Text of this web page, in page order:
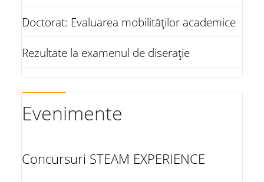
Doctorat: Evaluarea mobilităților academice
Rezultate la examenul de diserație
Evenimente
Concursuri STEAM EXPERIENCE